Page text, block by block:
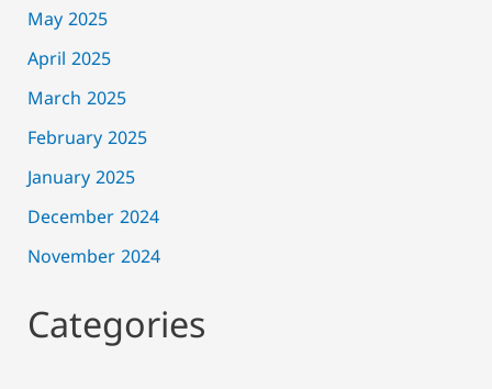
May 2025
April 2025
March 2025
February 2025
January 2025
December 2024
November 2024
Categories